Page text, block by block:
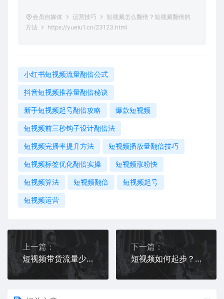
会员自媒体 运营技巧
短视频怎么翻倍？短视频翻倍的
方法
https://yuelu1.cn/23123.html
小红书短视频流量翻倍公式
抖音短视频推荐量翻倍秘诀
新手短视频起号翻倍攻略 爆款短视频
短视频前三秒钩子设计翻倍法
短视频完播率提升方法 短视频播放量翻倍技巧
短视频标签优化翻倍实操 短视频涨粉快
短视频算法 短视频翻倍 短视频起号
短视频运营
上一篇：
短视频带货流量少怎么办
下一篇：
短视频如何起步？短视频起步指南